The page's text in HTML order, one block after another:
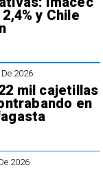
y Chile
2026
mil cajetillas
en
2026